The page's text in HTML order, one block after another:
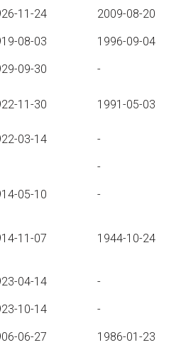
11-24 2009-08-20
08-03 1996-09-04
09-30
-
11-30 1991-05-03
03-14 -
-
05-10
-
11-07 1944-10-24
04-14 -
10-14 -
06-27 1986-01-23